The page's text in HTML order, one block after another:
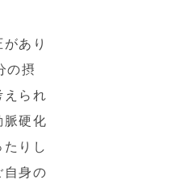
あり
の摂
えられ
脈硬化
りし
自身の